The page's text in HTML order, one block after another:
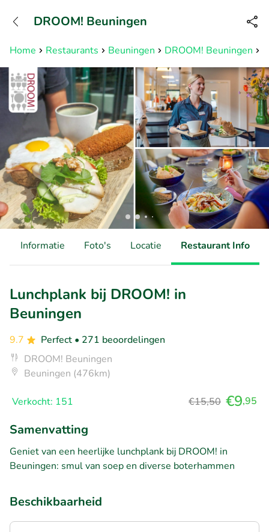
Bereikbaar tot 23:00 uur
Home Restaurants Beuningen DROOM! Beuningen
DROOM! Beuningen
Informatie Foto's Locatie Restaurant Info
Lunchplank bij DROOM! in
Beuningen
9.7 Perfect • 271 beoordelingen
DROOM! Beuningen
Beuningen (476km)
Verkocht: 151 €15,50 €9,95
Samenvatting
Geniet van een heerlijke lunchplank bij DROOM! in
Beuningen: smul van soep en diverse boterhammen
Beschikbaarheid